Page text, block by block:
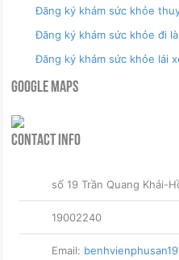
Đăng ký khám sức khỏe
Đăng ký khám sức khỏe đi
Đăng ký khám sức khỏe lái
Google Maps
Contact Info
số 19 Trần Quang Khải-
19002240
Email: